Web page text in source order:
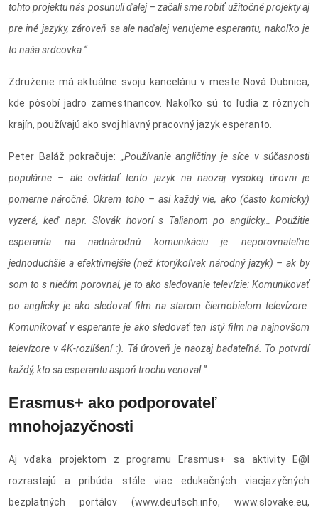
tohto projektu nás posunuli ďalej – začali sme robiť užitočné projekty aj
pre iné jazyky, zároveň sa ale naďalej venujeme esperantu, nakoľko je
to naša srdcovka.“
Združenie má aktuálne svoju kanceláriu v meste Nová Dubnica,
kde pôsobí jadro zamestnancov. Nakoľko sú to ľudia z rôznych
krajín, používajú ako svoj hlavný pracovný jazyk esperanto.
Peter Baláž pokračuje: „Používanie angličtiny je síce v súčasnosti
populárne – ale ovládať tento jazyk na naozaj vysokej úrovni je
pomerne náročné. Okrem toho – asi každý vie, ako (často komicky)
vyzerá, keď napr. Slovák hovorí s Talianom po anglicky… Použitie
esperanta na nadnárodnú komunikáciu je neporovnateľne
jednoduchšie a efektívnejšie (než ktorýkoľvek národný jazyk) – ak by
som to s niečím porovnal, je to ako sledovanie televízie: Komunikovať
po anglicky je ako sledovať film na starom čiernobielom televízore.
Komunikovať v esperante je ako sledovať ten istý film na najnovšom
televízore v 4K-rozlíšení :). Tá úroveň je naozaj badateľná. To potvrdí
každý, kto sa esperantu aspoň trochu venoval.“
Erasmus+ ako podporovateľ
mnohojazyčnosti
Aj vďaka projektom z programu Erasmus+ sa aktivity E@I
rozrastajú a pribúda stále viac edukačných viacjazyčných
bezplatných portálov (www.deutsch.info, www.slovake.eu,